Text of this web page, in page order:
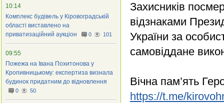
Захисників
відзнаками
України за
самовіддане
Вічна пам’ять
https://t.me/
10:14
Комплекс будівель у Кіровоградській
області виставлено на
приватизаційний аукціон
0 101
09:55
Пожежа на Івана Похитонова у
Кропивницькому: експертиза визнала
будинок придатним до відновлення
0 50